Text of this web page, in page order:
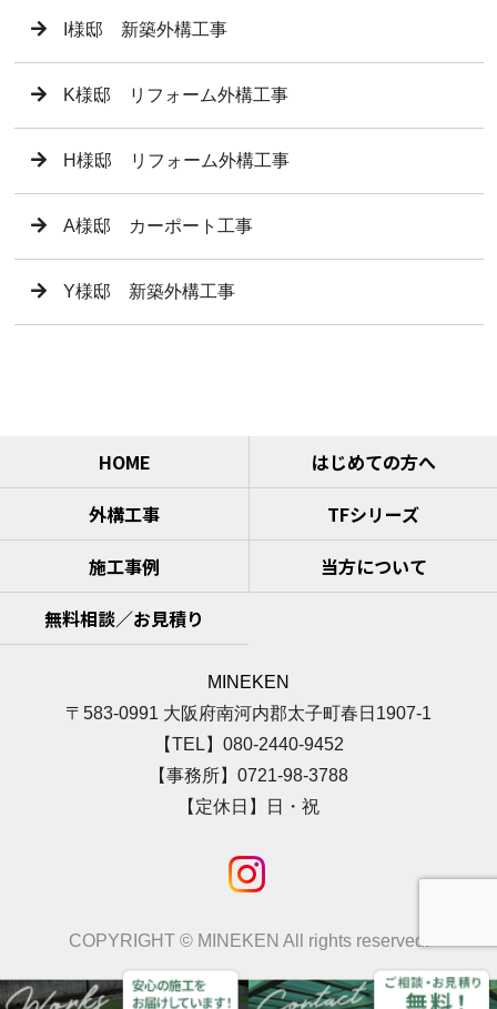
I様邸 新築外構工事
K様邸 リフォーム外構工事
H様邸 リフォーム外構工事
A様邸 カーポート工事
Y様邸 新築外構工事
HOME
はじめての方へ
外構工事
TFシリーズ
施工事例
当方について
無料相談／お見積り
MINEKEN
〒583-0991 大阪府南河内郡太子町春日1907-1
【TEL】080-2440-9452
【事務所】0721-98-3788
【定休日】日・祝
COPYRIGHT © MINEKEN All rights reserved.